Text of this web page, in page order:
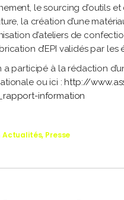
le sourcing d’outils
la création d’une
d’ateliers de
d’EPI validés par
a participé à la rédaction
ouici :http://
information
Actualités, Presse